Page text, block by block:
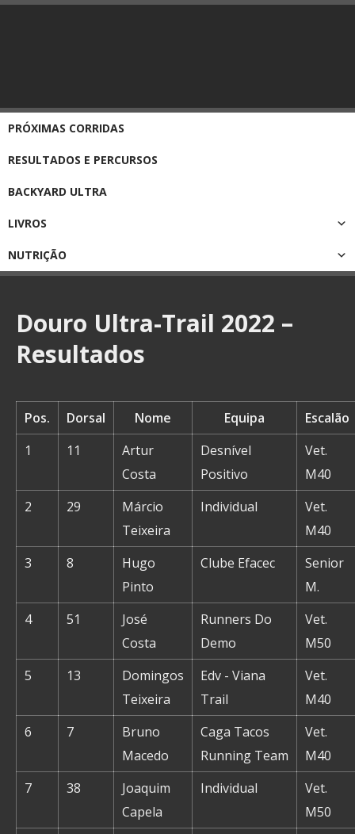
PRÓXIMAS CORRIDAS
RESULTADOS E PERCURSOS
BACKYARD ULTRA
LIVROS
NUTRIÇÃO
Douro Ultra-Trail 2022 –
Resultados
Pos. Dorsal Nome Equipa
Escalão
1
11
Artur
Costa
Desnível
Positivo
Vet.
M40
2
29
Márcio
Teixeira
Individual
Vet.
M40
3
8
Hugo
Pinto
Clube Efacec
Senior
M.
4
51
José
Costa
Runners Do
Demo
Vet.
M50
5
13
Domingos
Teixeira
Edv - Viana
Trail
Vet.
M40
6
7
Bruno
Macedo
Caga Tacos
Running Team
Vet.
M40
7
38
Joaquim
Capela
Individual
Vet.
M50